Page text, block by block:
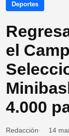
Deportes
el
4.000
Redacción 14